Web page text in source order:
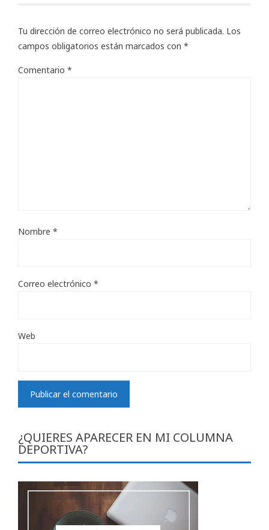
Tu dirección de correo electrónico no será publicada. Los
campos obligatorios están marcados con *
Comentario *
Nombre *
Correo electrónico *
Web
¿QUIERES APARECER EN MI COLUMNA
DEPORTIVA?